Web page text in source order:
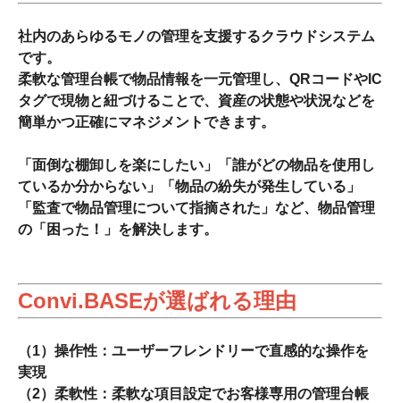
社内のあらゆるモノの管理を支援するクラウドシステム
です。
柔軟な管理台帳で物品情報を一元管理し、QRコードやIC
タグで現物と紐づけることで、資産の状態や状況などを
簡単かつ正確にマネジメントできます。
「面倒な棚卸しを楽にしたい」「誰がどの物品を使用し
ているか分からない」「物品の紛失が発生している」
「監査で物品管理について指摘された」など、物品管理
の「困った！」を解決します。
Convi.BASEが選ばれる理由
（1）操作性：ユーザーフレンドリーで直感的な操作を
実現
（2）柔軟性：柔軟な項目設定でお客様専用の管理台帳